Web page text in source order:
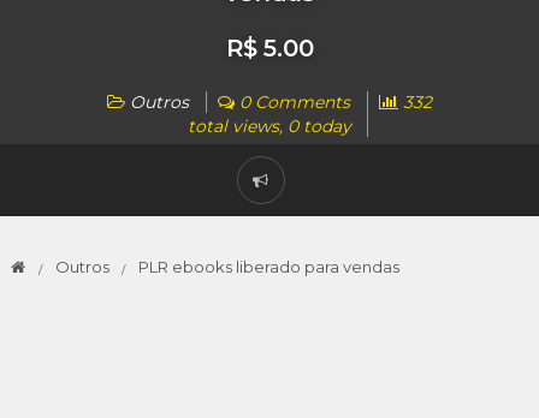
R$ 5.00
Outros 0 Comments
332
total views, 0 today
Outros PLR ebooks liberado para vendas